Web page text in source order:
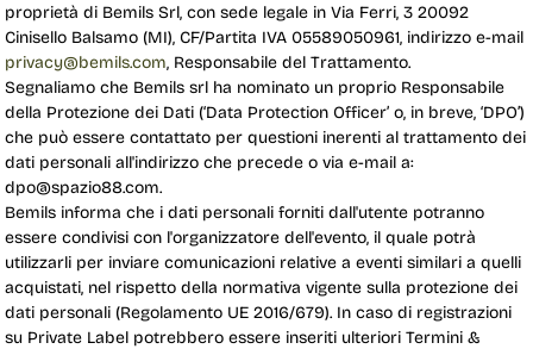
proprietà di Bemils Srl, con sede legale in Via Ferri, 3 20092
Cinisello Balsamo (MI), CF/Partita IVA 05589050961, indirizzo e-mail
privacy@bemils.com, Responsabile del Trattamento.
Segnaliamo che Bemils srl ha nominato un proprio Responsabile
della Protezione dei Dati (‘Data Protection Officer’ o, in breve, ‘DPO’)
che può essere contattato per questioni inerenti al trattamento dei
dati personali all'indirizzo che precede o via e-mail a:
dpo@spazio88.com.
Bemils informa che i dati personali forniti dall'utente potranno
essere condivisi con l'organizzatore dell'evento, il quale potrà
utilizzarli per inviare comunicazioni relative a eventi similari a quelli
acquistati, nel rispetto della normativa vigente sulla protezione dei
dati personali (Regolamento UE 2016/679). In caso di registrazioni
su Private Label potrebbero essere inseriti ulteriori Termini &